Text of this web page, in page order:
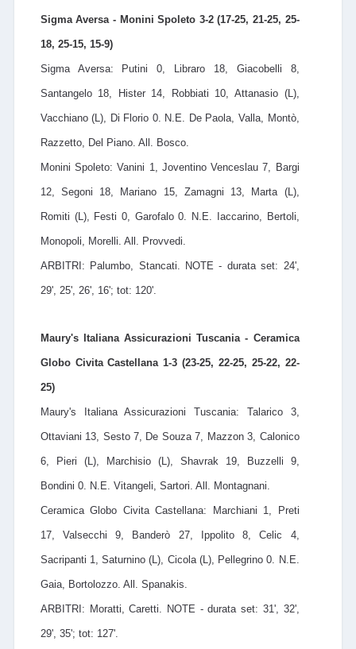
Sigma Aversa - Monini Spoleto 3-2 (17-25, 21-25, 25-
18, 25-15, 15-9)
Sigma Aversa: Putini 0, Libraro 18, Giacobelli 8,
Santangelo 18, Hister 14, Robbiati 10, Attanasio (L),
Vacchiano (L), Di Florio 0. N.E. De Paola, Valla, Montò,
Razzetto, Del Piano. All. Bosco.
Monini Spoleto: Vanini 1, Joventino Venceslau 7, Bargi
12, Segoni 18, Mariano 15, Zamagni 13, Marta (L),
Romiti (L), Festi 0, Garofalo 0. N.E. Iaccarino, Bertoli,
Monopoli, Morelli. All. Provvedi.
ARBITRI: Palumbo, Stancati. NOTE - durata set: 24',
29', 25', 26', 16'; tot: 120'.
Maury's Italiana Assicurazioni Tuscania - Ceramica
Globo Civita Castellana 1-3 (23-25, 22-25, 25-22, 22-
25)
Maury's Italiana Assicurazioni Tuscania: Talarico 3,
Ottaviani 13, Sesto 7, De Souza 7, Mazzon 3, Calonico
6, Pieri (L), Marchisio (L), Shavrak 19, Buzzelli 9,
Bondini 0. N.E. Vitangeli, Sartori. All. Montagnani.
Ceramica Globo Civita Castellana: Marchiani 1, Preti
17, Valsecchi 9, Banderò 27, Ippolito 8, Celic 4,
Sacripanti 1, Saturnino (L), Cicola (L), Pellegrino 0. N.E.
Gaia, Bortolozzo. All. Spanakis.
ARBITRI: Moratti, Caretti. NOTE - durata set: 31', 32',
29', 35'; tot: 127'.